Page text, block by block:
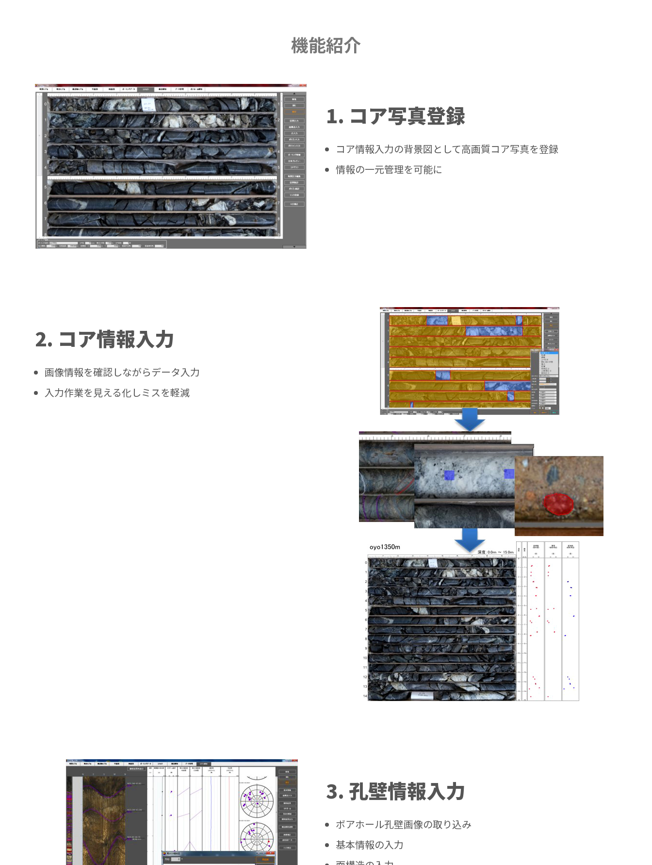
機能紹介
1. コア写真登録
コア情報入力の背景図として高画質コア写真を登録
情報の一元管理を可能に
2. コア情報入力
画像情報を確認しながらデータ入力
入力作業を見える化しミスを軽減
3. 孔壁情報入力
ボアホール孔壁画像の取り込み
基本情報の入力